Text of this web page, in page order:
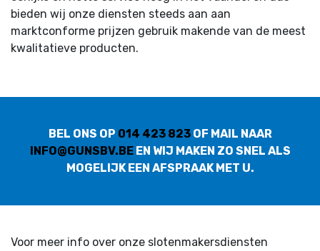
bieden wij onze diensten steeds aan aan
marktconforme prijzen gebruik makende van de meest
kwalitatieve producten.
BEL ONS OP 014 423 823OF MAIL NAAR
INFO@GUNSBV.BEEN WIJ MAKEN ZO SNEL ALS
MOGELIJK EEN AFSPRAAK MET U.
Voor meer info over onze slotenmakersdiensten